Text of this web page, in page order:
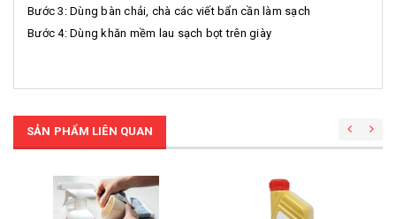
Bước 3: Dùng bàn chải, chà các viết bẩn cần làm sạch
Bước 4: Dùng khăn mềm lau sạch bọt trên giày
SẢN PHẨM LIÊN QUAN